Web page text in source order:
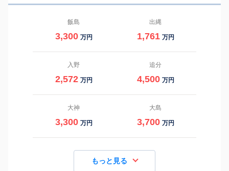
飯島
3,300 万円
出縄
1,761 万円
入野
2,572 万円
追分
4,500 万円
大神
3,300 万円
大島
3,700 万円
もっと見る